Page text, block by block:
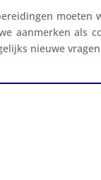
moeten
aanmerken als
nieuwe